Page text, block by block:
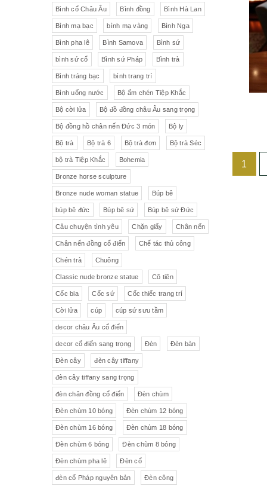
1
Đồ trang trí khác Đèn
Đồ sứ khác Tranh sơn dầu
Đồ sứ nhỏ Đôn bình
Âu sứ có nắp Gạt tàn
Ly pha lê Liễn cổ
Đồ sứ hồng Đồ sứ
Liễn sứ Đồng hồ quả lê
Đồng hồ Đèn chùm
Đèn chùm pha lê Tiệp
Đồng hồ để bàn Đồ nội thất
Pha lê màu đắp hoa nổi
Pha lê Đĩa trang trí
Sứ hồng
Ấm chén sứ Tiệp Bộ trà
Sữa
Tượng đồng Thảm
Độc bình Đồ đồng
Tượng sứ Đồ trang trí nhỏ
Rượu Cognac
Liên Xô
Cộng hòa Séc- chợ đồ cổ Praha
pha lê Tiệp Đồ sứ Tiệp
Sứ Đức Italia, Germany
VebR- Đức Royal Schwabap
H&C - Séc Bohemia
Đức
Bavaria Nutrilon
Fonderie Bords de Seine
Chế tác thủ công Hennessy
Johnie Walker Pháp
L'art Bronze Qualité France
Karlovy Vary
Bình cổ Châu Âu Bình đồng Bình Hà Lan
Bình mạ bạc bình mạ vàng Bình Nga
Bình pha lê Bình Samova Bình sứ
bình sứ cổ Bình sứ Pháp Bình trà
Bình tráng bạc bình trang trí
Bình uống nước Bộ ấm chén Tiệp Khắc
Bộ cời lửa Bộ đồ đồng châu Âu sang trọng
Bộ đồng hồ chân nến Đức 3 món Bộ ly
Bộ trà Bộ trà 6 Bộ trà đơn Bộ trà Séc
bộ trà Tiệp Khắc Bohemia
Bronze horse sculpture
Bronze nude woman statue Búp bê
búp bê đức Búp bê sứ Búp bê sứ Đức
Câu chuyện tình yêu Chặn giấy Chân nến
Chân nến đồng cổ điển Chế tác thủ công
Chén trà Chuông
Classic nude bronze statue Cô tiên
Cốc bia Cốc sứ Cốc thiếc trang trí
Cời lửa cúp cúp sứ sưu tầm
decor châu Âu cổ điển
decor cổ điển sang trọng Đèn Đèn bàn
Đèn cây đèn cây tiffany
đèn cây tiffany sang trọng
đèn chân đồng cổ điển Đèn chùm
Đèn chùm 10 bóng Đèn chùm 12 bóng
Đèn chùm 16 bóng Đèn chùm 18 bóng
Đèn chùm 6 bóng Đèn chùm 8 bóng
Đèn chùm pha lê Đèn cổ
đèn cổ Pháp nguyên bản Đèn công